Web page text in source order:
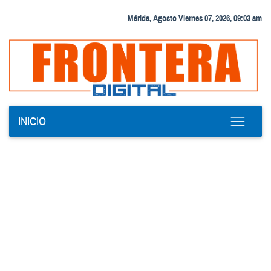
Mérida, Agosto Viernes 07, 2026, 09:03 am
INICIO